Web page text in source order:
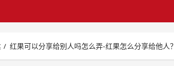
红果可以分享给别人吗怎么弄-红果怎么分享给他人？